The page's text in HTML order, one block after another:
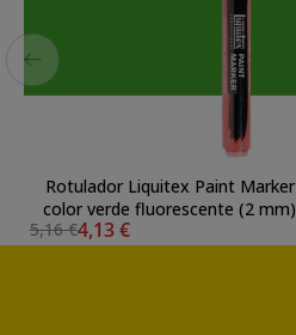
Rotulador Liquitex Paint Marker
color verde fluorescente (2 mm)
5,16 €4,13 €